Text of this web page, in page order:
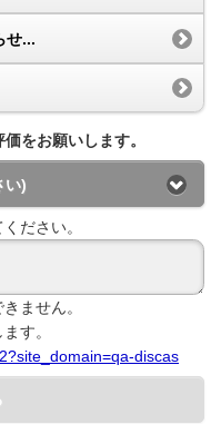
せ...
をお願いします。
い)
ださい。
ません。
す。
discas